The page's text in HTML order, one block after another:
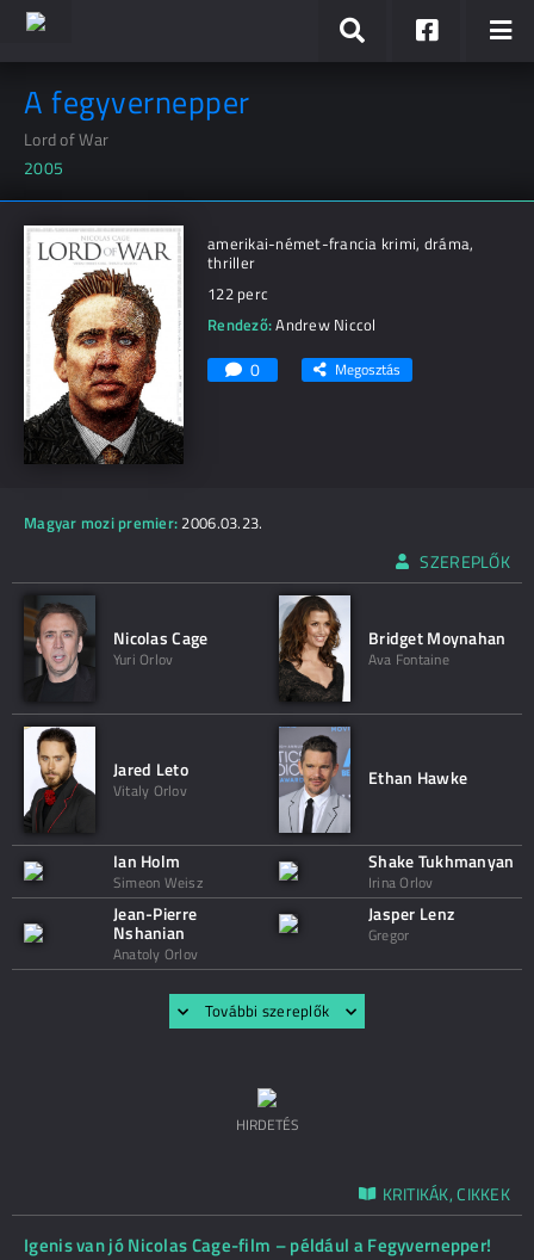
A fegyvernepper
Lord of War
2005
amerikai-német-francia krimi, dráma,
thriller
122 perc
Rendező:Andrew Niccol
0 Megosztás
Magyar mozi premier: 2006.03.23.
SZEREPLŐK
Nicolas Cage
Yuri Orlov
Bridget Moynahan
Ava Fontaine
Jared Leto
Vitaly Orlov
Ethan Hawke
Ian Holm
Simeon Weisz
Shake Tukhmanyan
Irina Orlov
Jean-Pierre
Nshanian
Anatoly Orlov
Jasper Lenz
Gregor
További szereplők
HIRDETÉS
KRITIKÁK, CIKKEK
Igenis van jó Nicolas Cage-film – például a Fegyvernepper!